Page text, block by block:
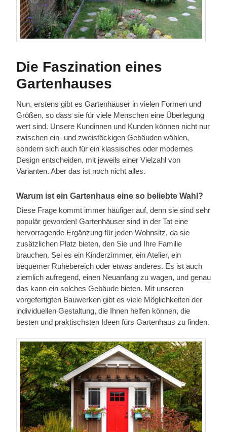
Die Faszination eines
Gartenhauses
Nun, erstens gibt es Gartenhäuser in vielen Formen und
Größen, so dass sie für viele Menschen eine Überlegung
wert sind. Unsere Kundinnen und Kunden können nicht nur
zwischen ein- und zweistöckigen Gebäuden wählen,
sondern sich auch für ein klassisches oder modernes
Design entscheiden, mit jeweils einer Vielzahl von
Varianten. Aber das ist noch nicht alles.
Warum ist ein Gartenhaus eine so beliebte Wahl?
Diese Frage kommt immer häufiger auf, denn sie sind sehr
populär geworden! Gartenhäuser sind in der Tat eine
hervorragende Ergänzung für jeden Wohnsitz, da sie
zusätzlichen Platz bieten, den Sie und Ihre Familie
brauchen. Sei es ein Kinderzimmer, ein Atelier, ein
bequemer Ruhebereich oder etwas anderes. Es ist auch
ziemlich aufregend, einen Neuanfang zu wagen, und genau
das kann ein solches Gebäude bieten. Mit unseren
vorgefertigten Bauwerken gibt es viele Möglichkeiten der
individuellen Gestaltung, die Ihnen helfen können, die
besten und praktischsten Ideen fürs Gartenhaus zu finden.